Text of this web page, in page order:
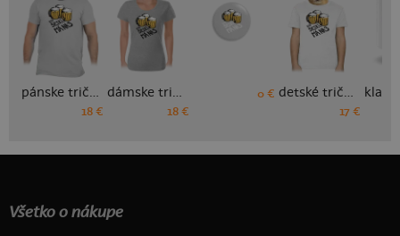
pánske tričko
18 €
dámske tričko
18 €
0 € detské tričko
17 €
Všetko o nákupe